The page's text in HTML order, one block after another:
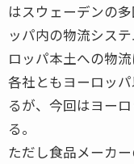
はスウェーデンの
ッパ内の物流シス
ロッパ本土への物
各社ともヨーロッ
るが、今回はヨー
る。
ただし食品メーカ